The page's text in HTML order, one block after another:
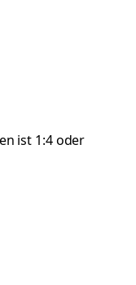
ist 1:4 oder